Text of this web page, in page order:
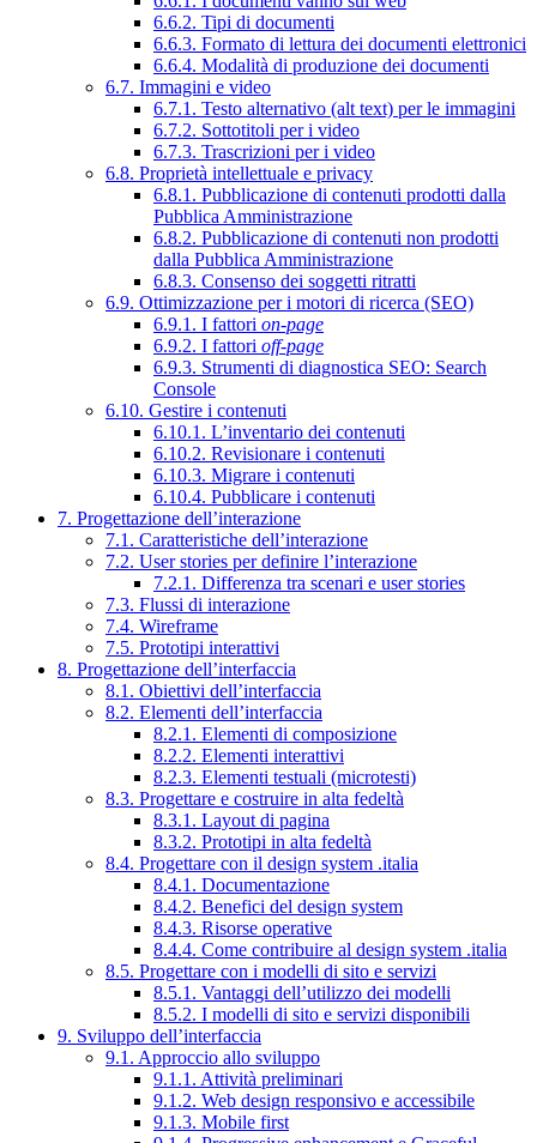
6.6.2. Tipi di documenti
6.6.3. Formato di lettura dei documenti elettronici
6.6.4. Modalità di produzione dei documenti
6.7. Immagini e video
6.7.1. Testo alternativo (alt text) per le immagini
6.7.2. Sottotitoli per i video
6.7.3. Trascrizioni per i video
6.8. Proprietà intellettuale e privacy
6.8.1. Pubblicazione di contenuti prodotti dalla
Pubblica Amministrazione
6.8.2. Pubblicazione di contenuti non prodotti
dalla Pubblica Amministrazione
6.8.3. Consenso dei soggetti ritratti
6.9. Ottimizzazione per i motori di ricerca (SEO)
6.9.1. I fattori on-page
6.9.2. I fattori off-page
6.9.3. Strumenti di diagnostica SEO: Search
Console
6.10. Gestire i contenuti
6.10.1. L’inventario dei contenuti
6.10.2. Revisionare i contenuti
6.10.3. Migrare i contenuti
6.10.4. Pubblicare i contenuti
7. Progettazione dell’interazione
7.1. Caratteristiche dell’interazione
7.2. User stories per definire l’interazione
7.2.1. Differenza tra scenari e user stories
7.3. Flussi di interazione
7.4. Wireframe
7.5. Prototipi interattivi
8. Progettazione dell’interfaccia
8.1. Obiettivi dell’interfaccia
8.2. Elementi dell’interfaccia
8.2.1. Elementi di composizione
8.2.2. Elementi interattivi
8.2.3. Elementi testuali (microtesti)
8.3. Progettare e costruire in alta fedeltà
8.3.1. Layout di pagina
8.3.2. Prototipi in alta fedeltà
8.4. Progettare con il design system .italia
8.4.1. Documentazione
8.4.2. Benefici del design system
8.4.3. Risorse operative
8.4.4. Come contribuire al design system .italia
8.5. Progettare con i modelli di sito e servizi
8.5.1. Vantaggi dell’utilizzo dei modelli
8.5.2. I modelli di sito e servizi disponibili
9. Sviluppo dell’interfaccia
9.1. Approccio allo sviluppo
9.1.1. Attività preliminari
9.1.2. Web design responsivo e accessibile
9.1.3. Mobile first